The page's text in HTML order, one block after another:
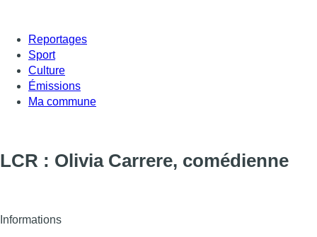
Reportages
Sport
Culture
Émissions
Ma commune
LCR : Olivia Carrere, comédienne
Informations